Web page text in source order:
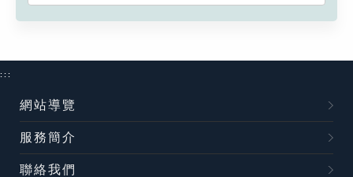
:::
網站導覽
服務簡介
聯絡我們